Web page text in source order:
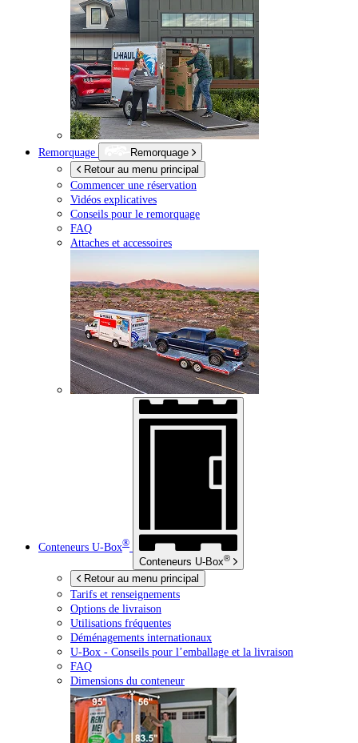
Remorquage
Remorquage
Retour au menu principal
Commencer une réservation
Vidéos explicatives
Conseils pour le remorquage
FAQ
Attaches et accessoires
Conteneurs U-Box®
Conteneurs U-Box®
Retour au menu principal
Tarifs et renseignements
Options de livraison
Utilisations fréquentes
Déménagements internationaux
U-Box - Conseils pour l’emballage et la livraison
FAQ
Dimensions du conteneur